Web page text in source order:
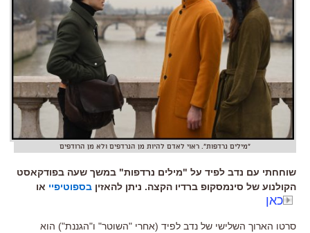
"מילים נרדפות". ראוי לאדם להיות מן הנרדפים ולא מן הרודפים
שוחחתי עם נדב לפיד על "מילים נרדפות" במשך שעה בפודקאסט
הקולנוע של סינמסקופ ברדיו הקצה. ניתן להאזין בספוטיפיי או
כאן
סרטו הארוך השלישי של נדב לפיד (אחרי "השוטר" ו"הגננת") הוא